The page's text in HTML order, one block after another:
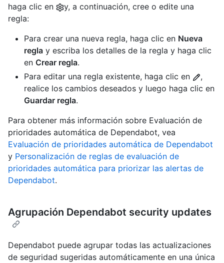
haga clic en
y, a continuación, cree o edite una
regla:
Para crear una nueva regla, haga clic en Nueva
regla y escriba los detalles de la regla y haga clic
en Crear regla.
Para editar una regla existente, haga clic en
,
realice los cambios deseados y luego haga clic en
Guardar regla.
Para obtener más información sobre Evaluación de
prioridades automática de Dependabot, vea
Evaluación de prioridades automática de Dependabot
y Personalización de reglas de evaluación de
prioridades automática para priorizar las alertas de
Dependabot.
Agrupación Dependabot security updates
Dependabot puede agrupar todas las actualizaciones
de seguridad sugeridas automáticamente en una única